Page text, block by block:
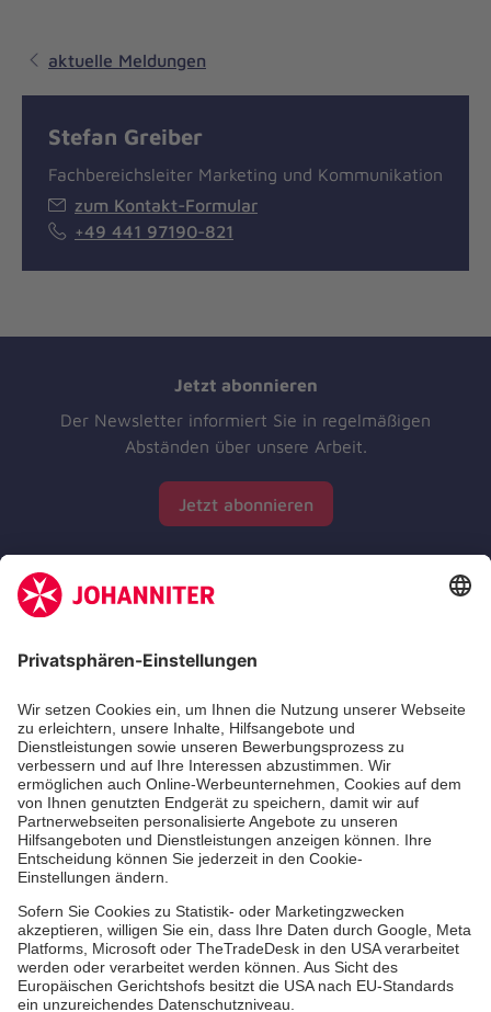
aktuelle Meldungen
Stefan Greiber
Fachbereichsleiter Marketing und Kommunikation
zum Kontakt-Formular
+49 441 97190-821
Jetzt abonnieren
Der Newsletter informiert Sie in regelmäßigen
Abständen über unsere Arbeit.
Jetzt abonnieren
Zertifizierung der Johanniter-Unfall-Hilfe e.V.
Die Johanniter GmbH führt das Spendenzertifikat
des Deutschen Spendenrats e.V.
Dienste & Leistungen